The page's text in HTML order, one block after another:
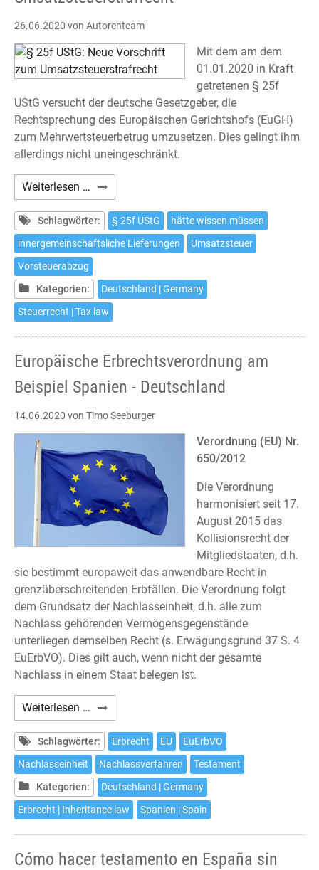
26.06.2020 von Autorenteam
Mit dem am dem
01.01.2020 in Kraft
getretenen § 25f
UStG versucht der deutsche Gesetzgeber, die
Rechtsprechung des Europäischen Gerichtshofs (EuGH)
zum Mehrwertsteuerbetrug umzusetzen. Dies gelingt ihm
allerdings nicht uneingeschränkt.
Weiterlesen …
25f
UStG:
Neue
Vorschrift
Umsatzsteuerstrafrecht
Schlagwörter: § 25f UStG
hätte wissen müssen
innergemeinschaftsliche Lieferungen
Umsatzsteuer
Vorsteuerabzug
Kategorien:
Deutschland | Germany
Steuerrecht | Tax law
Europäische Erbrechtsverordnung am
Beispiel Spanien - Deutschland
14.06.2020 von Timo Seeburger
Verordnung (EU) Nr.
650/2012
Die Verordnung
harmonisiert seit 17.
August 2015 das
Kollisionsrecht der
Mitgliedstaaten, d.h.
sie bestimmt europaweit das anwendbare Recht in
grenzüberschreitenden Erbfällen. Die Verordnung folgt
dem Grundsatz der Nachlasseinheit, d.h. alle zum
Nachlass gehörenden Vermögensgegenstände
unterliegen demselben Recht (s. Erwägungsgrund 37 S. 4
EuErbVO). Dies gilt auch, wenn nicht der gesamte
Nachlass in einem Staat belegen ist.
Weiterlesen … Europäische
Erbrechtsverordnung
am
Beispiel
Spanien
Deutschland
Schlagwörter: Erbrecht EU
EuErbVO
Nachlasseinheit
Nachlassverfahren
Testament
Kategorien:
Deutschland | Germany
Erbrecht | Inheritance law
Spanien | Spain
Cómo hacer testamento en España sin